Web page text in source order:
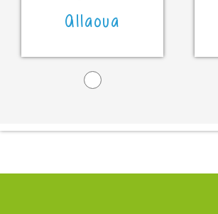
Allaoua